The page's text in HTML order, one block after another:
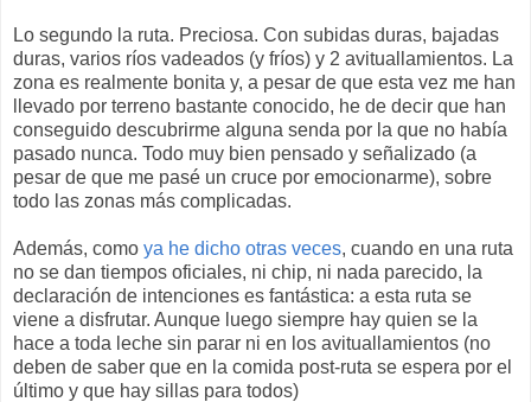
Lo segundo la ruta. Preciosa. Con subidas duras, bajadas
duras, varios ríos vadeados (y fríos) y 2 avituallamientos. La
zona es realmente bonita y, a pesar de que esta vez me han
llevado por terreno bastante conocido, he de decir que han
conseguido descubrirme alguna senda por la que no había
pasado nunca. Todo muy bien pensado y señalizado (a
pesar de que me pasé un cruce por emocionarme), sobre
todo las zonas más complicadas.
Además, como ya he dicho otras veces, cuando en una ruta
no se dan tiempos oficiales, ni chip, ni nada parecido, la
declaración de intenciones es fantástica: a esta ruta se
viene a disfrutar. Aunque luego siempre hay quien se la
hace a toda leche sin parar ni en los avituallamientos (no
deben de saber que en la comida post-ruta se espera por el
último y que hay sillas para todos)